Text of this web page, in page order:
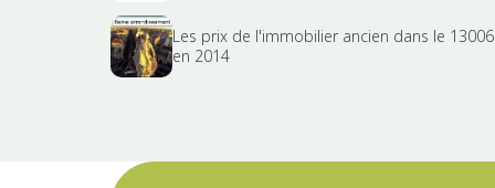
Les prix de l'immobilier ancien dans le 13006
en 2014